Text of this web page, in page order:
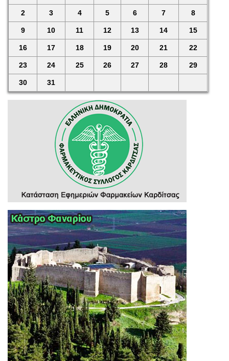
2 3 4 5 6 7 8
9 10 11 12 13 14 15
16 17 18 19 20 21 22
23 24 25 26 27 28 29
30 31